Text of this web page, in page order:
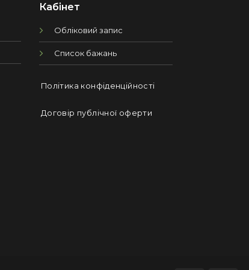
Кабінет
Обліковий запис
Список бажань
Політика конфіденційності
Договір публічної оферти